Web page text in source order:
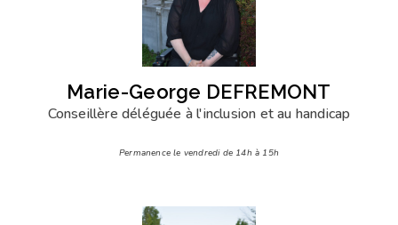
Marie-George DEFREMONT
Conseillère déléguée à l'inclusion et au handicap
Permanence le vendredi de 14h à 15h